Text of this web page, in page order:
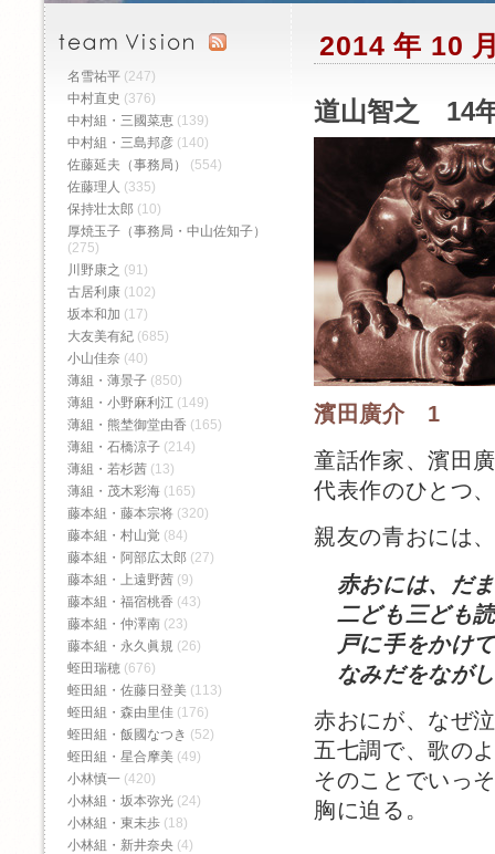
2014 年 10
道山智之 14
濱田廣介 1
童話作家、濱田
代表作のひとつ
親友の青おには
赤おには、だ
二ども三ども
戸に手をかけ
なみだをなが
赤おにが、なぜ
五七調で、歌の
そのことでいっ
胸に迫る。
名雪祐平 (247)
中村直史 (376)
中村組・三國菜恵 (139)
中村組・三島邦彦 (140)
佐藤延夫（事務局）
(554)
佐藤理人 (335)
保持壮太郎 (10)
厚焼玉子（事務局・中山佐知子）
(275)
川野康之 (91)
古居利康 (102)
坂本和加 (17)
大友美有紀 (685)
小山佳奈 (40)
薄組・薄景子 (850)
薄組・小野麻利江 (149)
薄組・熊埜御堂由香 (165)
薄組・石橋涼子 (214)
薄組・若杉茜 (13)
薄組・茂木彩海 (165)
藤本組・藤本宗将 (320)
藤本組・村山覚 (84)
藤本組・阿部広太郎 (27)
藤本組・上遠野茜 (9)
藤本組・福宿桃香‬ (43)
藤本組・仲澤南 (23)
藤本組・永久眞規 (26)
蛭田瑞穂 (676)
蛭田組・佐藤日登美 (113)
蛭田組・森由里佳 (176)
蛭田組・飯國なつき (52)
蛭田組・星合摩美 (49)
小林慎一 (420)
小林組・坂本弥光 (24)
小林組・東未歩 (18)
小林組・新井奈央 (4)